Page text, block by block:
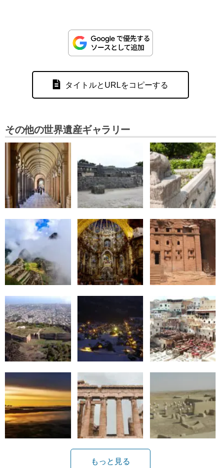
タイトルとURLをコピーする
その他の世界遺産ギャラリー
もっと見る